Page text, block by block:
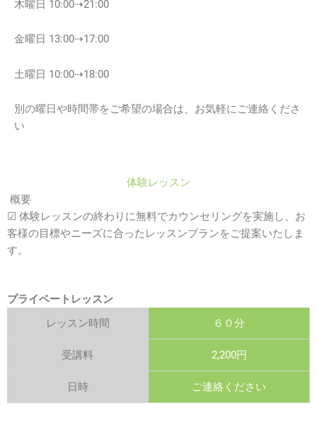
木曜日 10:00⇢21:00
金曜日 13:00⇢17:00
土曜日 10:00⇢18:00
別の曜日や時間帯をご希望の場合は、お気軽にご連絡くださ
い
体験レッスン
概要
☑ 体験レッスンの終わりに無料でカウンセリングを実施し、お
客様の目標やニーズに合ったレッスンプランをご提案いたしま
す。
プライベートレッスン
レッスン時間
６０分
受講料 2,200円
日時 ご連絡ください